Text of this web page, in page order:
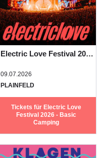
Electric Love Festival 2026 - Basic Camping
09.07.2026
PLAINFELD
Tickets für Electric Love
Festival 2026 - Basic
Camping